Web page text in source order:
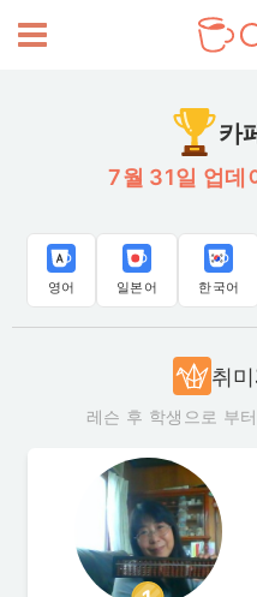
카
7월 31일 업데
영어 일본어 한국어
취미
레슨 후 학생으로 부